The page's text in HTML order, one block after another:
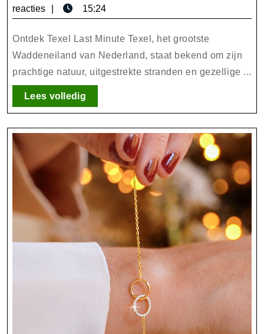
op
Texel:
Ontdek
het
april
2026
reacties
15:24
Ontdek Texel Last Minute Texel, het grootste
Waddeneiland van Nederland, staat bekend om zijn
prachtige natuur, uitgestrekte stranden en gezellige ...
Lees volledigLees
volledig